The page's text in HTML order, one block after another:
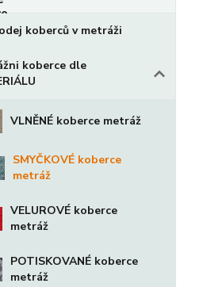
koberců v metráži
koberce dle
VLNĚNÉ koberce metráž
SMYČKOVÉ koberce
metráž
VELUROVÉ koberce
metráž
POTISKOVANÉ koberce
metráž